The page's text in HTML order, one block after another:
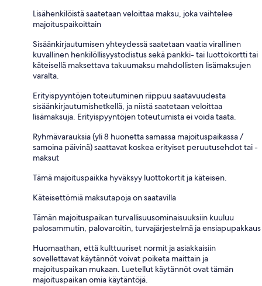
Lisähenkilöistä saatetaan veloittaa maksu, joka vaihtelee
majoituspaikoittain
Sisäänkirjautumisen yhteydessä saatetaan vaatia virallinen
kuvallinen henkilöllisyystodistus sekä pankki- tai luottokortti tai
käteisellä maksettava takuumaksu mahdollisten lisämaksujen
varalta.
Erityispyyntöjen toteutuminen riippuu saatavuudesta
sisäänkirjautumishetkellä, ja niistä saatetaan veloittaa
lisämaksuja. Erityispyyntöjen toteutumista ei voida taata.
Ryhmävarauksia (yli 8 huonetta samassa majoituspaikassa /
samoina päivinä) saattavat koskea erityiset peruutusehdot tai -
maksut
Tämä majoituspaikka hyväksyy luottokortit ja käteisen.
Käteisettömiä maksutapoja on saatavilla
Tämän majoituspaikan turvallisuusominaisuuksiin kuuluu
palosammutin, palovaroitin, turvajärjestelmä ja ensiapupakkaus
Huomaathan, että kulttuuriset normit ja asiakkaisiin
sovellettavat käytännöt voivat poiketa maittain ja
majoituspaikan mukaan. Luetellut käytännöt ovat tämän
majoituspaikan omia käytäntöjä.